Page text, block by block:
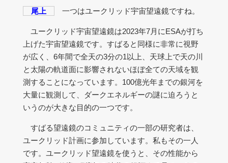
尾上 一つはユークリッド宇宙望遠鏡ですね。
ユークリッド宇宙望遠鏡は2023年7月にESAが打ち
上げた宇宙望遠鏡です。すばると同様に非常に視野
が広く、6年間で全天の3分の1以上、天球上で天の川
と太陽の軌道面に影響されないほぼ全ての天域を観
測することになっています。100億光年までの銀河を
大量に観測して、ダークエネルギーの謎に迫ろうと
いうのが大きな目的の一つです。
すばる望遠鏡のコミュニティの一部の研究者は、
ユークリッド計画に参加しています。私もその一人
です。ユークリッド望遠鏡を使うと、その性能から